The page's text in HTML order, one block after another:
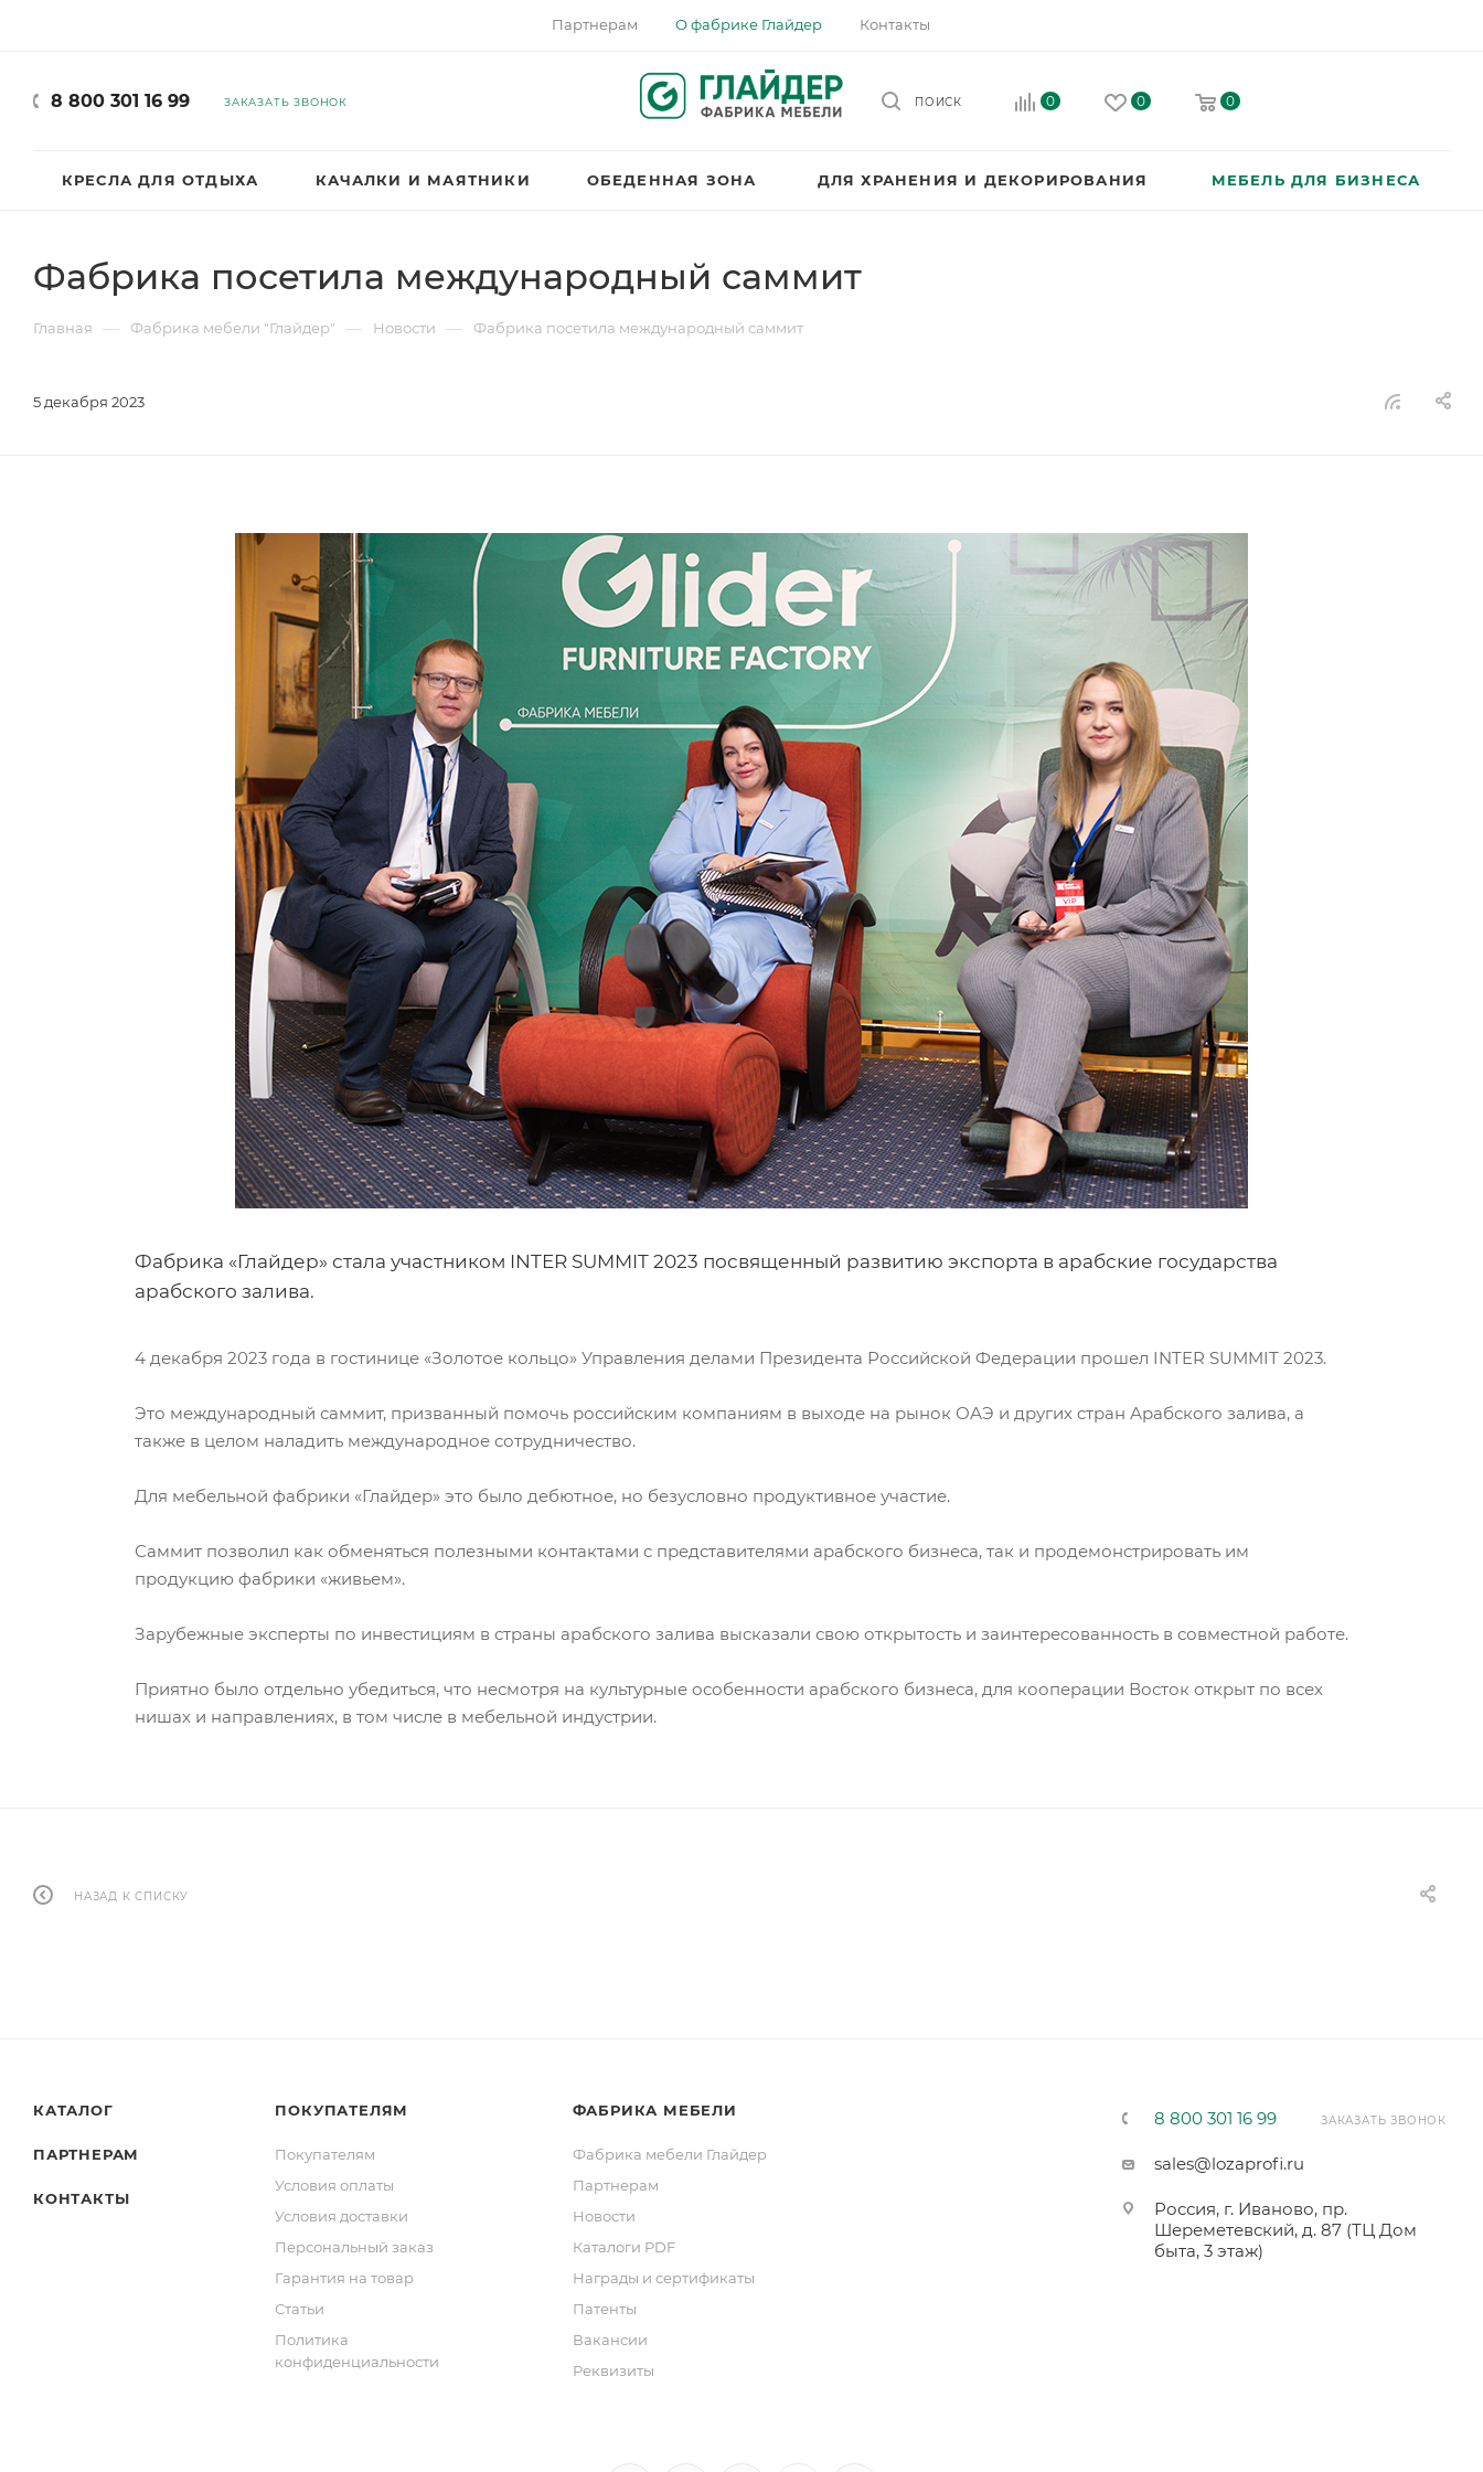
Партнерам О фабрике Глайдер Контакты
8 800 301 16 99 ЗАКАЗАТЬ ЗВОНОК ПОИСК 0 0 0
КРЕСЛА ДЛЯ ОТДЫХА КАЧАЛКИ И МАЯТНИКИ ОБЕДЕННАЯ ЗОНА ДЛЯ ХРАНЕНИЯ И ДЕКОРИРОВАНИЯ МЕБЕЛЬ ДЛЯ БИЗНЕСА
Фабрика посетила международный саммит
Главная — Фабрика мебели "Глайдер" — Новости — Фабрика посетила международный саммит
5 декабря 2023
Фабрика «Глайдер» стала участником INTER SUMMIT 2023 посвященный развитию экспорта в арабские государства
арабского залива.
4 декабря 2023 года в гостинице «Золотое кольцо» Управления делами Президента Российской Федерации прошел INTER SUMMIT 2023.
Это международный саммит, призванный помочь российским компаниям в выходе на рынок ОАЭ и других стран Арабского залива, а
также в целом наладить международное сотрудничество.
Для мебельной фабрики «Глайдер» это было дебютное, но безусловно продуктивное участие.
Саммит позволил как обменяться полезными контактами с представителями арабского бизнеса, так и продемонстрировать им
продукцию фабрики «живьем».
Зарубежные эксперты по инвестициям в страны арабского залива высказали свою открытость и заинтересованность в совместной работе.
Приятно было отдельно убедиться, что несмотря на культурные особенности арабского бизнеса, для кооперации Восток открыт по всех
нишах и направлениях, в том числе в мебельной индустрии.
НАЗАД К СПИСКУ
КАТАЛОГ
ПАРТНЕРАМ
КОНТАКТЫ
ПОКУПАТЕЛЯМ
Покупателям
Условия оплаты
Условия доставки
Персональный заказ
Гарантия на товар
Статьи
Политика
конфиденциальности
ФАБРИКА МЕБЕЛИ
Фабрика мебели Глайдер
Партнерам
Новости
Каталоги PDF
Награды и сертификаты
Патенты
Вакансии
Реквизиты
8 800 301 16 99 ЗАКАЗАТЬ ЗВОНОК
sales@lozaprofi.ru
Россия, г. Иваново, пр.
Шереметевский, д. 87 (ТЦ Дом
быта, 3 этаж)